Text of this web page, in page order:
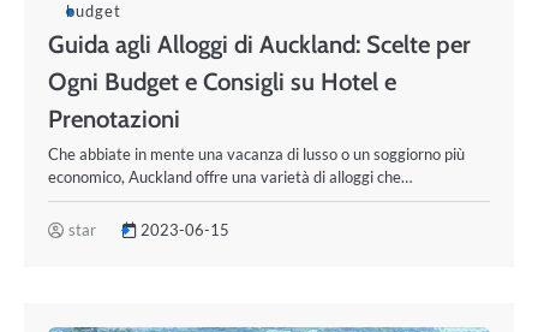
budget
Guida agli Alloggi di Auckland: Scelte per
Ogni Budget e Consigli su Hotel e
Prenotazioni
Che abbiate in mente una vacanza di lusso o un soggiorno più
economico, Auckland offre una varietà di alloggi che…
star 2023-06-15